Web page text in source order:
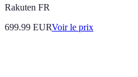
Rakuten FR
699.99 EURVoir le prix